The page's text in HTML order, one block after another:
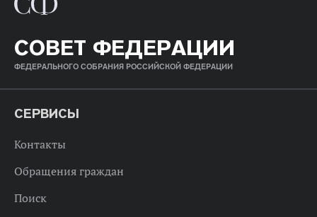
СОВЕТ ФЕДЕРАЦИИ
ФЕДЕРАЛЬНОГО СОБРАНИЯ РОССИЙСКОЙ ФЕДЕРАЦИИ
СЕРВИСЫ
Контакты
Обращения граждан
Поиск